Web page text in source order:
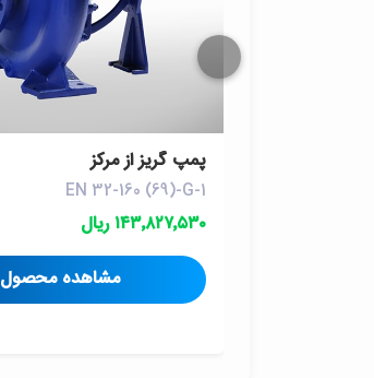
پمپ گريز از مرکز
EN 32-160 (69)-G-1
۱۴۳٬۸۲۷٬۵۳۰ ریال
مشاهده محصول